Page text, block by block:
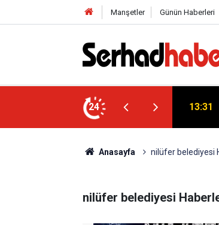
Manşetler Günün Haberleri
24
Sınavı Takvimi Açıklandı: Aşırı
13:31
Anasayfa nilüfer belediyesi
nilüfer belediyesi